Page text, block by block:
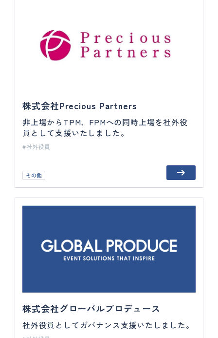
株式会社Precious Partners
非上場からTPM、FPMへの同時上場を社外役
員として支援いたしました。
社外役員
その他
株式会社グローバルプロデュース
社外役員としてガバナンス支援いたしました。